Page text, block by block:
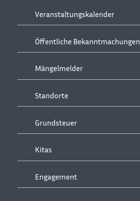
Veranstaltungskalender
Öffentliche Bekanntmachungen
Mängelmelder
Standorte
Grundsteuer
Kitas
Engagement